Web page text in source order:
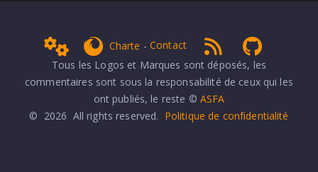
Adminget Firefox
Charte -Contact RSS 1.0
Tous les Logos et Marques sont déposés, les
commentaires sont sous la responsabilité de ceux qui les
ont publiés, le reste © ASFA
© 2026 All rights reserved. Politique de confidentialité